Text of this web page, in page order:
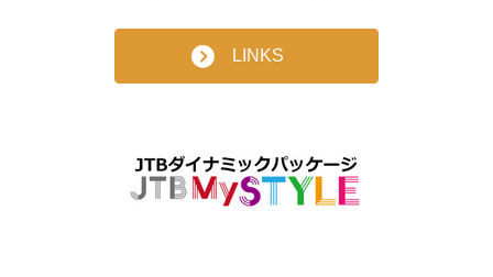
LINKS